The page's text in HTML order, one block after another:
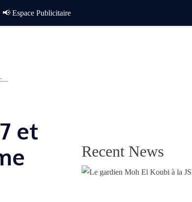
📢 Espace Publicitaire
et
Recent News